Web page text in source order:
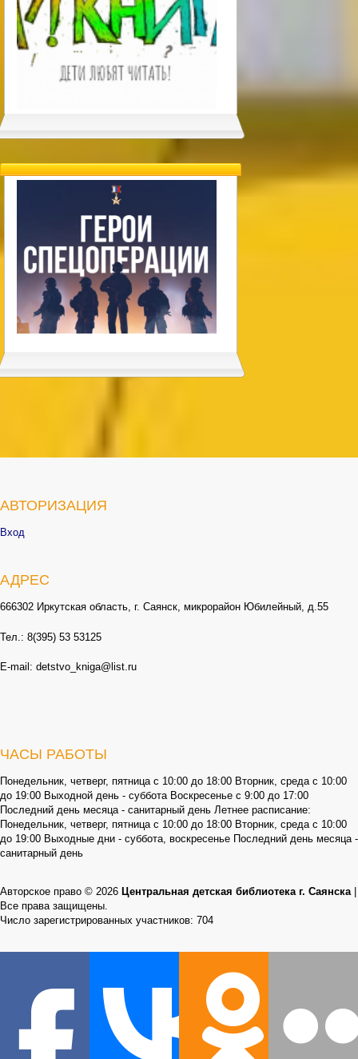
АВТОРИЗАЦИЯ
Вход
АДРЕС
666302 Иркутская область, г. Саянск, микрорайон Юбилейный, д.55
Тел.: 8(395) 53 53125
E-mail: detstvo_kniga@list.ru
ЧАСЫ РАБОТЫ
Понедельник, четверг, пятница с 10:00 до 18:00 Вторник, среда с 10:00
до 19:00 Выходной день - суббота Воскресенье с 9:00 до 17:00
Последний день месяца - санитарный день Летнее расписание:
Понедельник, четверг, пятница с 10:00 до 18:00 Вторник, среда с 10:00
до 19:00 Выходные дни - суббота, воскресенье Последний день месяца -
санитарный день
Авторское право © 2026 Центральная детская библиотека г. Саянска
Все права защищены.
Число зарегистрированных участников: 704